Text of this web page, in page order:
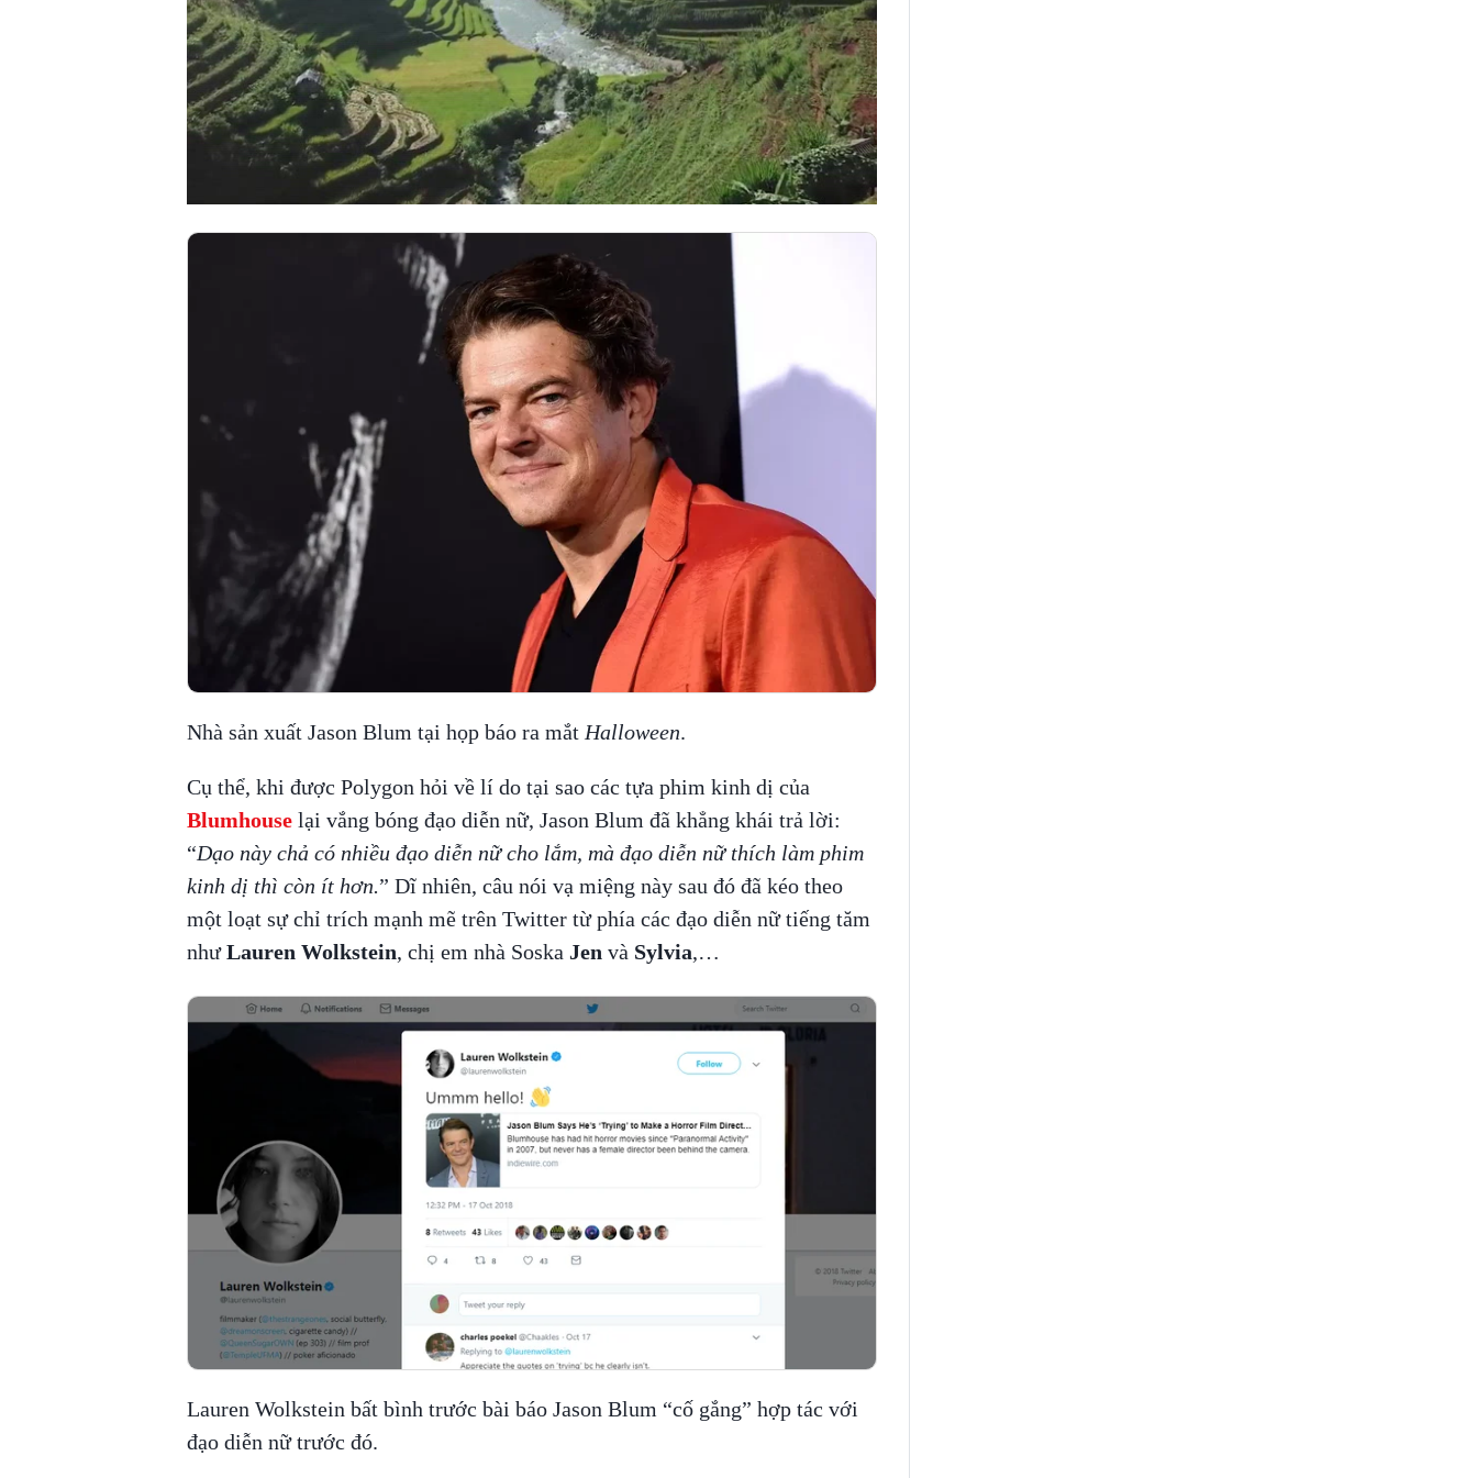
00:56 VIETNAM MOUNTAINS HLS
Nhà sản xuất Jason Blum tại họp báo ra mắt Halloween.
Cụ thể, khi được Polygon hỏi về lí do tại sao các tựa phim kinh dị của
Blumhouselại vắng bóng đạo diễn nữ, Jason Blum đã khẳng khái trả lời:
“Dạo này chả có nhiều đạo diễn nữ cho lắm, mà đạo diễn nữ thích làm phim
kinh dị thì còn ít hơn.” Dĩ nhiên, câu nói vạ miệng này sau đó đã kéo theo
một loạt sự chỉ trích mạnh mẽ trên Twitter từ phía các đạo diễn nữ tiếng tăm
nhưLauren Wolkstein, chị em nhà Soska Jen và Sylvia,…
Lauren Wolkstein bất bình trước bài báo Jason Blum “cố gắng” hợp tác với
đạo diễn nữ trước đó.